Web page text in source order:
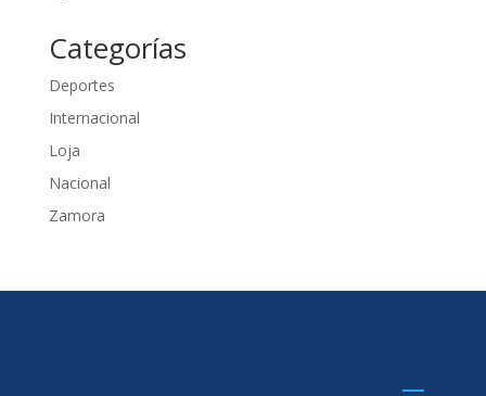
Categorías
Deportes
Internacional
Loja
Nacional
Zamora